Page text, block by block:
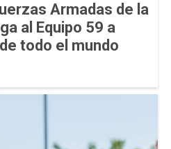
Armadas de la
al Equipo 59 a
todo el mundo